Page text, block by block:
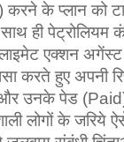
करने के प्‍लान को
ही पेट्रोलियम
एक्शन अगेंस्ट
करते हुए अपनी
उनके पेड
लोगों के जरिये